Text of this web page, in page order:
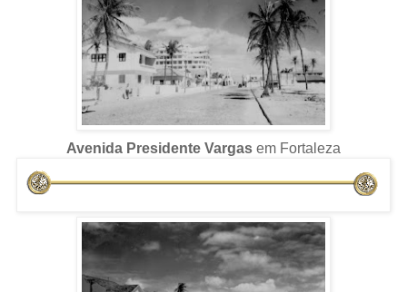
Avenida Presidente Vargas em Fortaleza